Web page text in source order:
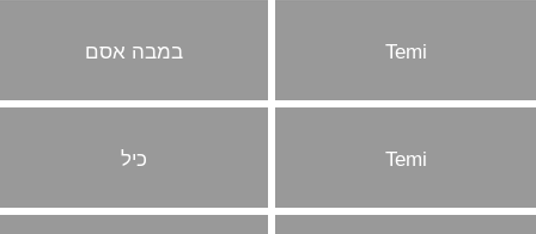
Temi במבה אסם
Temi כיל